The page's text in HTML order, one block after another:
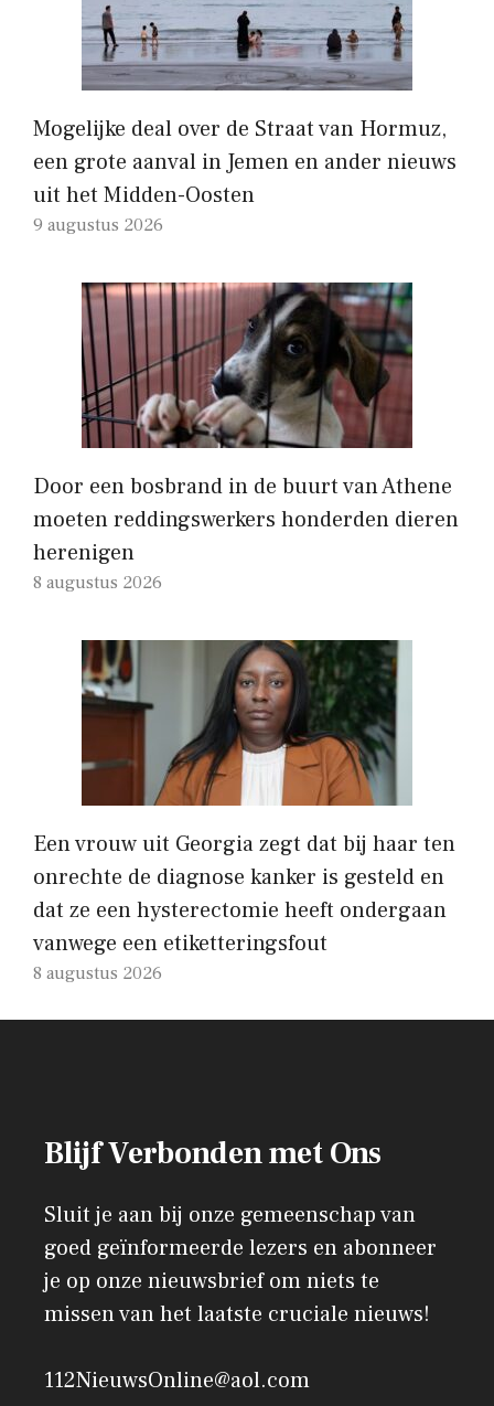
Mogelijke deal over de Straat van Hormuz,
een grote aanval in Jemen en ander nieuws
uit het Midden-Oosten
9 augustus 2026
Door een bosbrand in de buurt van Athene
moeten reddingswerkers honderden dieren
herenigen
8 augustus 2026
Een vrouw uit Georgia zegt dat bij haar ten
onrechte de diagnose kanker is gesteld en
dat ze een hysterectomie heeft ondergaan
vanwege een etiketteringsfout
8 augustus 2026
Blijf Verbonden met Ons
Sluit je aan bij onze gemeenschap van
goed geïnformeerde lezers en abonneer
je op onze nieuwsbrief om niets te
missen van het laatste cruciale nieuws!
112NieuwsOnline@aol.com